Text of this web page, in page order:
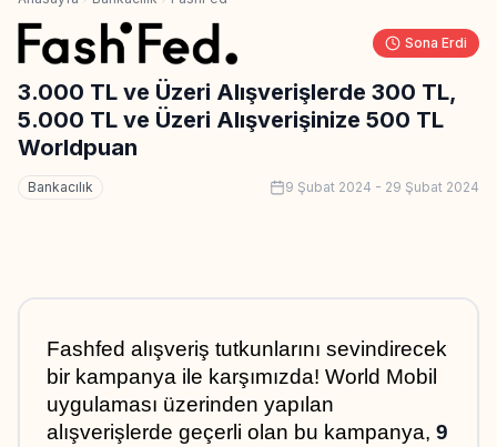
Sona Erdi
3.000 TL ve Üzeri Alışverişlerde 300 TL,
5.000 TL ve Üzeri Alışverişinize 500 TL
Worldpuan
Bankacılık 9 Şubat 2024 - 29 Şubat 2024
Fashfed alışveriş tutkunlarını sevindirecek
bir kampanya ile karşımızda! World Mobil
uygulaması üzerinden yapılan
alışverişlerde geçerli olan bu kampanya, 9